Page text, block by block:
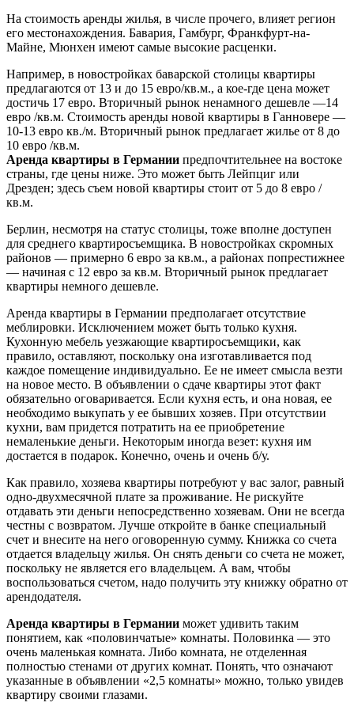
На стоимость аренды жилья, в числе прочего, влияет регион
его местонахождения. Бавария, Гамбург, Франкфурт-на-
Майне, Мюнхен имеют самые высокие расценки.
Например, в новостройках баварской столицы квартиры
предлагаются от 13 и до 15 евро/кв.м., а кое-где цена может
достичь 17 евро. Вторичный рынок ненамного дешевле —14
евро /кв.м. Стоимость аренды новой квартиры в Ганновере —
10-13 евро кв./м. Вторичный рынок предлагает жилье от 8 до
10 евро /кв.м.
Аренда квартиры в Германии предпочтительнее на востоке
страны, где цены ниже. Это может быть Лейпциг или
Дрезден; здесь съем новой квартиры стоит от 5 до 8 евро /
кв.м.
Берлин, несмотря на статус столицы, тоже вполне доступен
для среднего квартиросъемщика. В новостройках скромных
районов — примерно 6 евро за кв.м., а районах попрестижнее
— начиная с 12 евро за кв.м. Вторичный рынок предлагает
квартиры немного дешевле.
Аренда квартиры в Германии предполагает отсутствие
меблировки. Исключением может быть только кухня.
Кухонную мебель уезжающие квартиросъемщики, как
правило, оставляют, поскольку она изготавливается под
каждое помещение индивидуально. Ее не имеет смысла везти
на новое место. В объявлении о сдаче квартиры этот факт
обязательно оговаривается. Если кухня есть, и она новая, ее
необходимо выкупать у ее бывших хозяев. При отсутствии
кухни, вам придется потратить на ее приобретение
немаленькие деньги. Некоторым иногда везет: кухня им
достается в подарок. Конечно, очень и очень б/у.
Как правило, хозяева квартиры потребуют у вас залог, равный
одно-двухмесячной плате за проживание. Не рискуйте
отдавать эти деньги непосредственно хозяевам. Они не всегда
честны с возвратом. Лучше откройте в банке специальный
счет и внесите на него оговоренную сумму. Книжка со счета
отдается владельцу жилья. Он снять деньги со счета не может,
поскольку не является его владельцем. А вам, чтобы
воспользоваться счетом, надо получить эту книжку обратно от
арендодателя.
Аренда квартиры в Германии может удивить таким
понятием, как «половинчатые» комнаты. Половинка — это
очень маленькая комната. Либо комната, не отделенная
полностью стенами от других комнат. Понять, что означают
указанные в объявлении «2,5 комнаты» можно, только увидев
квартиру своими глазами.